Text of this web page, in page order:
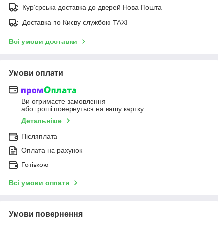
Курʼєрська доставка до дверей Нова Пошта
Доставка по Києву службою TAXI
Всі умови доставки
Умови оплати
Ви отримаєте замовлення
або гроші повернуться на вашу картку
Детальніше
Післяплата
Оплата на рахунок
Готівкою
Всі умови оплати
Умови повернення